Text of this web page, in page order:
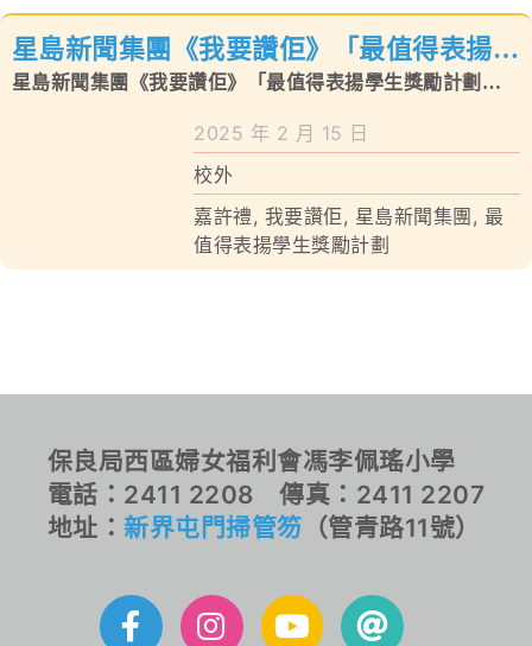
校風及學生支援
星島新聞集團《我要讚佢》「最值得表揚學
生獎勵計劃」嘉許禮
星島新聞集團《我要讚佢》「最值得表揚學生獎勵計劃」
2025 年 2 月 15 日
校外
嘉許禮, 我要讚佢, 星島新聞集團, 最
值得表揚學生獎勵計劃
保良局西區婦女福利會馮李佩瑤小學
電話：2411 2208 傳真：2411 2207
地址： 新界屯門掃管笏 （管青路11號）